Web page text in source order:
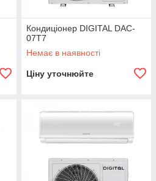
Кондиціонер DIGITAL DAC-
07T7
Немає в наявності
Ціну уточнюйте